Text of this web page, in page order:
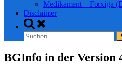
Medikament – Forxiga
Disclaimer
Toggle
search
form
Suchen
nach:
BGInfo in der Version